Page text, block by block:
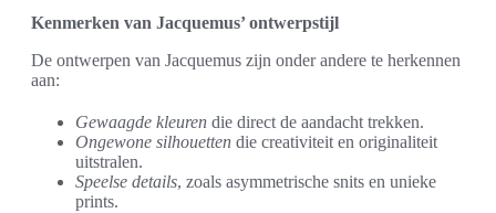
Kenmerken van Jacquemus’ ontwerpstijl
De ontwerpen van Jacquemus zijn onder andere te herkennen
aan:
Gewaagde kleuren die direct de aandacht trekken.
Ongewone silhouetten die creativiteit en originaliteit
uitstralen.
Speelse details, zoals asymmetrische snits en unieke
prints.